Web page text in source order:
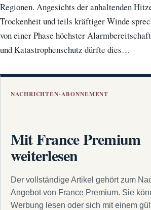
Regionen. Angesichts der anhaltenden
Trockenheit und teils kräftiger Winde
von einer Phase höchster
und Katastrophenschutz dürfte dies…
NACHRICHTEN-ABONNEMENT
Mit France Premium
weiterlesen
Der vollständige Artikel gehört zum
Angebot von France Premium. Sie
Werbung lesen oder sich mit einem